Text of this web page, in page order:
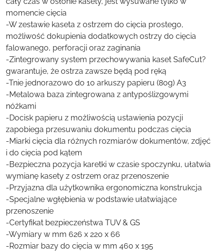
momencie cięcia
-W zestawie kaseta z ostrzem do cięcia prostego,
możliwość dokupienia dodatkowych ostrzy do cięcia
falowanego, perforacji oraz zaginania
-Zintegrowany system przechowywania kaset SafeCut?
gwarantuje, że ostrza zawsze będą pod ręką
-Tnie jednorazowo do 10 arkuszy papieru (80g) A3
-Metalowa baza zintegrowana z antypoślizgowymi
nóżkami
-Docisk papieru z możliwością ustawienia pozycji
zapobiega przesuwaniu dokumentu podczas cięcia
-Miarki cięcia dla różnych rozmiarów dokumentów, zdjęć
i do cięcia pod kątem
-Bezpieczna pozycja karetki w czasie spoczynku, ułatwia
wymianę kasety z ostrzem oraz przenoszenie
-Przyjazna dla użytkownika ergonomiczna konstrukcja
-Specjalne wgłębienia w podstawie ułatwiające
przenoszenie
-Certyfikat bezpieczeństwa TUV & GS
-Wymiary w mm 626 x 220 x 66
-Rozmiar bazy do cięcia w mm 460 x 195